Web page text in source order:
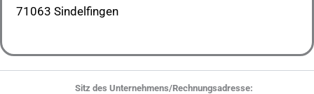
71063 Sindelfingen
Sitz des Unternehmens/Rechnungsadresse: